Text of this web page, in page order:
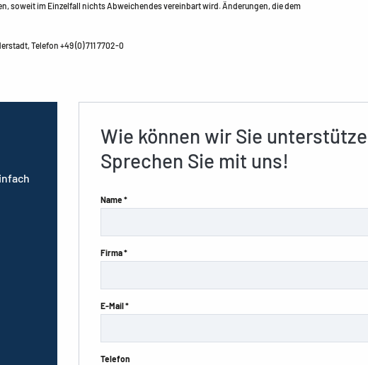
soweit im Einzelfall nichts Abweichendes vereinbart wird. Änderungen, die dem
Telefon +49 (0) 711 7702-0
Wie können wir Sie
Sprechen Sie mit uns!
Name *
Firma *
E-Mail *
Telefon